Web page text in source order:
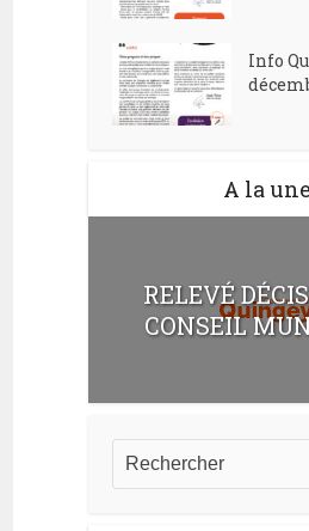
Info
A la une
RELEVÉ
CONSEIL